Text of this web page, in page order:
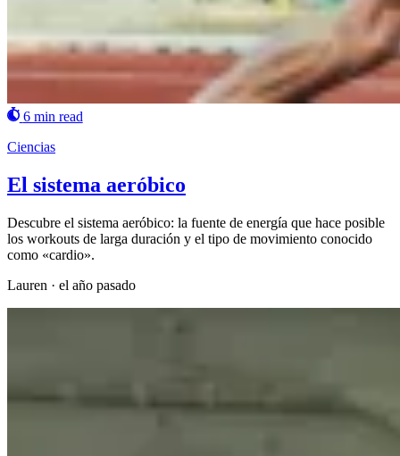
6 min read
Ciencias
El sistema aeróbico
Descubre el sistema aeróbico: la fuente de energía que hace posible
los workouts de larga duración y el tipo de movimiento conocido
como «cardio».
Lauren · el año pasado